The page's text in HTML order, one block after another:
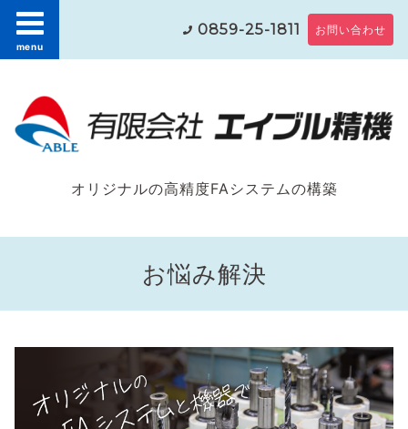
menu
0859-25-1811 お問い合わせ
オリジナルの高精度FAシステムの構築
お悩み解決